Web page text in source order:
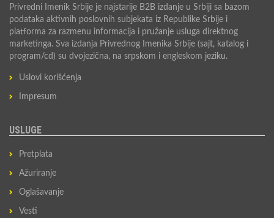
Privredni Imenik Srbije je najstarije B2B izdanje u Srbiji sa bazom
podataka aktivnih poslovnih subjekata iz Republike Srbije i
platforma za razmenu informacija i pružanje usluga direktnog
marketinga. Sva izdanja Privrednog Imenika Srbije (sajt, katalog i
program/cd) su dvojezična, na srpskom i engleskom jeziku.
Uslovi korišćenja
Impresum
USLUGE
Pretplata
Ažuriranje
Oglašavanje
Vesti